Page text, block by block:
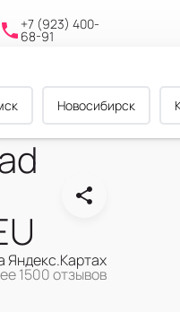
Новосибирск
+7 (923) 400-
68-91
Корзина
Яндекс.Картах
1500 отзывов